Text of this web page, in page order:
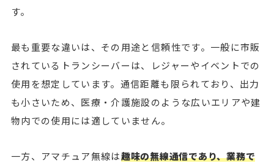
す。
最も重要な違いは、その用途と信頼性です。一般に市販
されているトランシーバーは、レジャーやイベントでの
使用を想定しています。通信距離も限られており、出力
も小さいため、医療・介護施設のような広いエリアや建
物内での使用には適していません。
一方、アマチュア無線は趣味の無線通信であり、業務で